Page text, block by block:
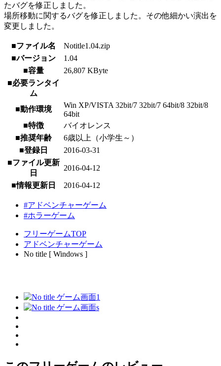
たバグを修正しました。
場所移動に関するバグを修正しました。その他細かい演出を
変更しました。
■ファイル名
Notitle1.04.zip
■バージョン
1.04
■容量
26,807 KByte
■必要ランタイ
ム
■動作環境
Win XP/VISTA 32bit/7 32bit/7 64bit/8 32bit/8
64bit
■特徴
バイオレンス
■推奨年齢
6歳以上（小学生～）
■登録日
2016-03-31
■ファイル更新
日
2016-04-12
■情報更新日 2016-04-12
#アドベンチャーゲーム
#ホラーゲーム
フリーゲームTOP
アドベンチャーゲーム
No title [ Windows ]